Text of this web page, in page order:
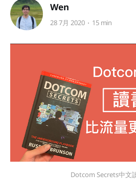
Wen
28 7月 2020 15 min
Dotcom Secrets中文